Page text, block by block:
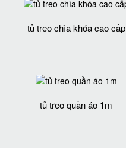
tủ treo chìa khóa cao cấp
tủ treo quần áo 1m